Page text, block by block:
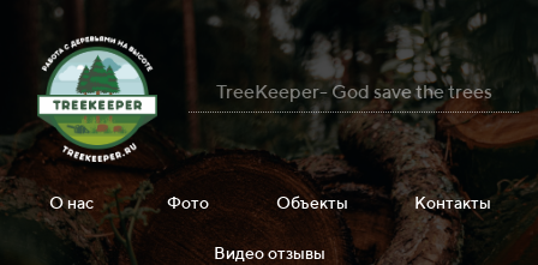
TreeKeeper- God save the trees
О нас Фото Объекты Контакты
Видео отзывы